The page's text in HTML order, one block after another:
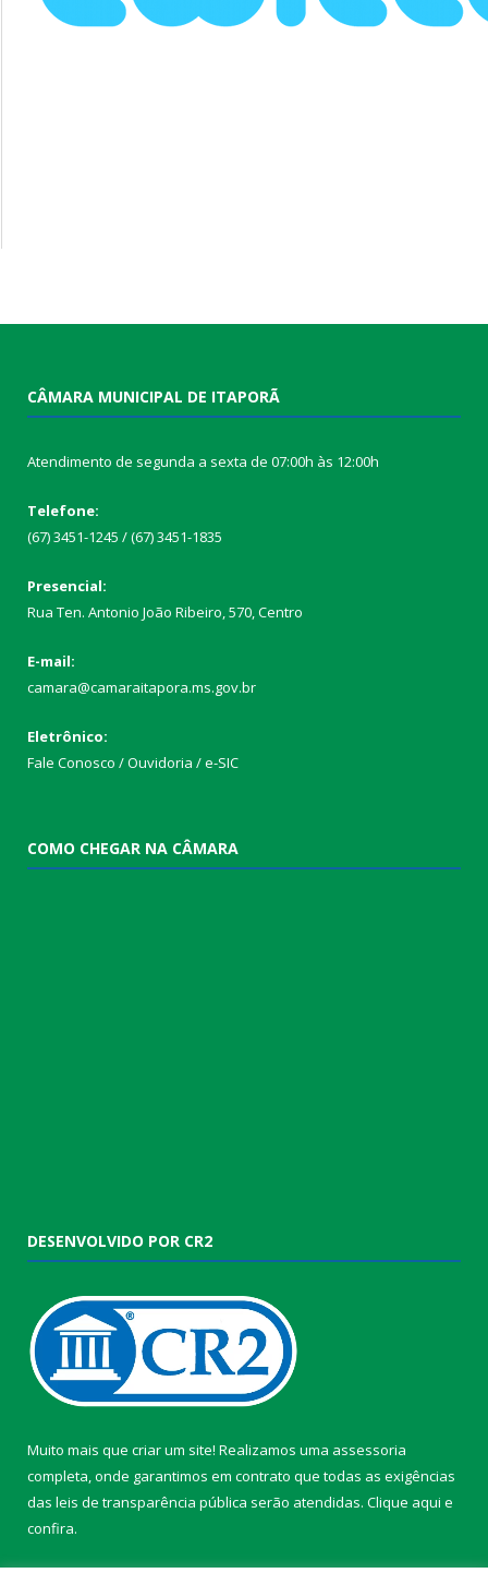
CÂMARA MUNICIPAL DE ITAPORÃ
Atendimento de segunda a sexta de 07:00h às 12:00h
Telefone:
(67) 3451-1245 / (67) 3451-1835
Presencial:
Rua Ten. Antonio João Ribeiro, 570, Centro
E-mail:
camara@camaraitapora.ms.gov.br
Eletrônico:
Fale Conosco / Ouvidoria / e-SIC
COMO CHEGAR NA CÂMARA
DESENVOLVIDO POR CR2
Muito mais que criar um site! Realizamos uma assessoria
completa, onde garantimos em contrato que todas as exigências
das leis de transparência pública serão atendidas. Clique aqui e
confira.